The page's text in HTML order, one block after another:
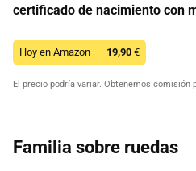
certificado de nacimiento con
Hoy en Amazon — 19,90 €
El precio podría variar. Obtenemos comisión
Familia sobre ruedas